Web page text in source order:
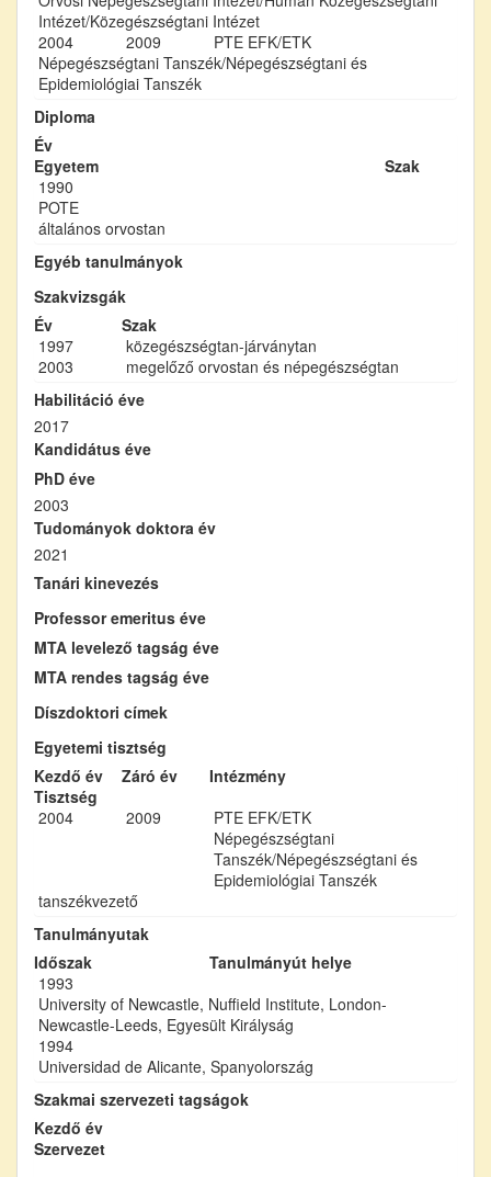
Intézet/Közegészségtani Intézet
2004
2009
PTE EFK/ETK
Népegészségtani Tanszék/Népegészségtani és
Epidemiológiai Tanszék
Diploma
Év
Egyetem
Szak
1990
POTE
általános orvostan
Egyéb tanulmányok
Szakvizsgák
Év
Szak
1997
közegészségtan-járványtan
2003
megelőző orvostan és népegészségtan
Habilitáció éve
2017
Kandidátus éve
PhD éve
2003
Tudományok doktora év
2021
Tanári kinevezés
Professor emeritus éve
MTA levelező tagság éve
MTA rendes tagság éve
Díszdoktori címek
Egyetemi tisztség
Kezdő év
Záró év
Intézmény
Tisztség
2004
2009
PTE EFK/ETK
Népegészségtani
Tanszék/Népegészségtani és
Epidemiológiai Tanszék
tanszékvezető
Tanulmányutak
Időszak
Tanulmányút helye
1993
University of Newcastle, Nuffield Institute, London-
Newcastle-Leeds, Egyesült Királyság
1994
Universidad de Alicante, Spanyolország
Szakmai szervezeti tagságok
Kezdő év
Szervezet